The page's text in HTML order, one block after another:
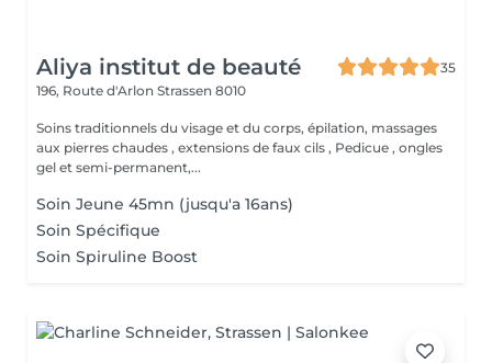
Aliya institut de beauté
35
196, Route d'Arlon Strassen 8010
Soins traditionnels du visage et du corps, épilation, massages
aux pierres chaudes , extensions de faux cils , Pedicue , ongles
gel et semi-permanent,...
Soin Jeune 45mn (jusqu'a 16ans)
Soin Spécifique
Soin Spiruline Boost